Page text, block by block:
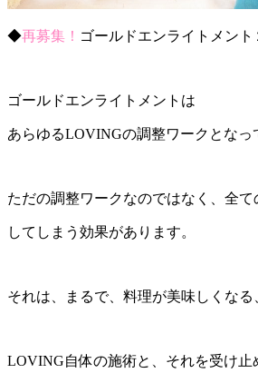
◆再募集！ ゴールドエンライトメン
ゴールドエンライトメントは
あらゆるLOVINGの調整ワークとなっ
ただの調整ワークなのではなく、全
してしまう効果があります。
それは、まるで、料理が美味しくな
LOVING自体の施術と、それを受け